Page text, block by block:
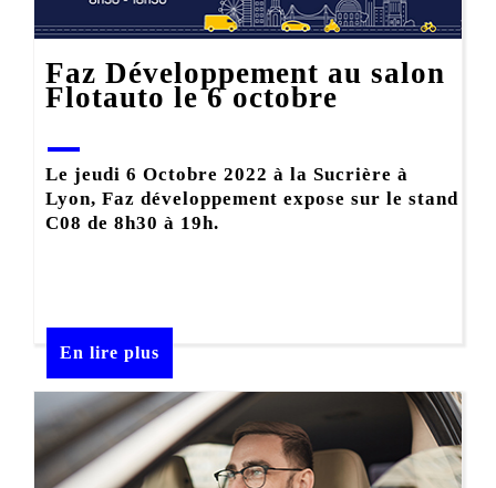
Faz Développement au salon
Flotauto le 6 octobre
Le jeudi 6 Octobre 2022 à la Sucrière à
Lyon, Faz développement expose sur le stand
C08 de 8h30 à 19h.
En lire plus